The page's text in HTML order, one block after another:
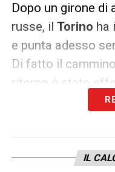
Dopo un girone di
russe, il Torino ha
e punta adesso
Di fatto il
ritorno è stato
(prima) ed ilMilan
altri termini: ilIL